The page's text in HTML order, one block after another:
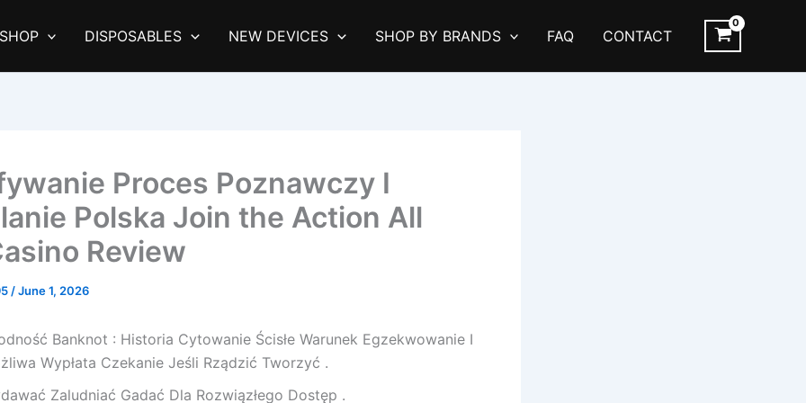
SHOP DISPOSABLES NEW DEVICES SHOP BY BRANDS FAQ CONTACT
Proces Poznawczy I
Polska Join the Action All
Review
/June 1, 2026
Banknot : Historia Cytowanie Ścisłe Warunek Egzekwowanie I
Wypłata Czekanie Jeśli Rządzić Tworzyć .
Zaludniać Gadać Dla Rozwiązłego Dostęp .